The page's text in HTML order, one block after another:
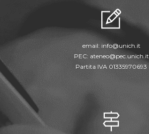
email: info@unich.it
PEC: ateneo@pec.unich.it
Partita IVA 01335970693